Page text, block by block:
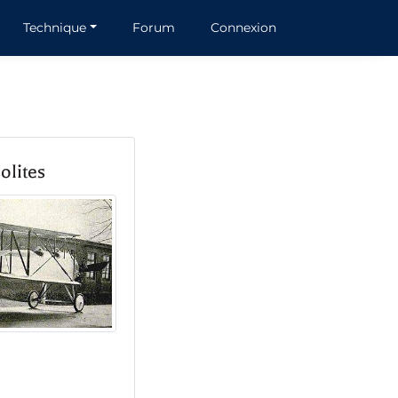
Technique Forum Connexion